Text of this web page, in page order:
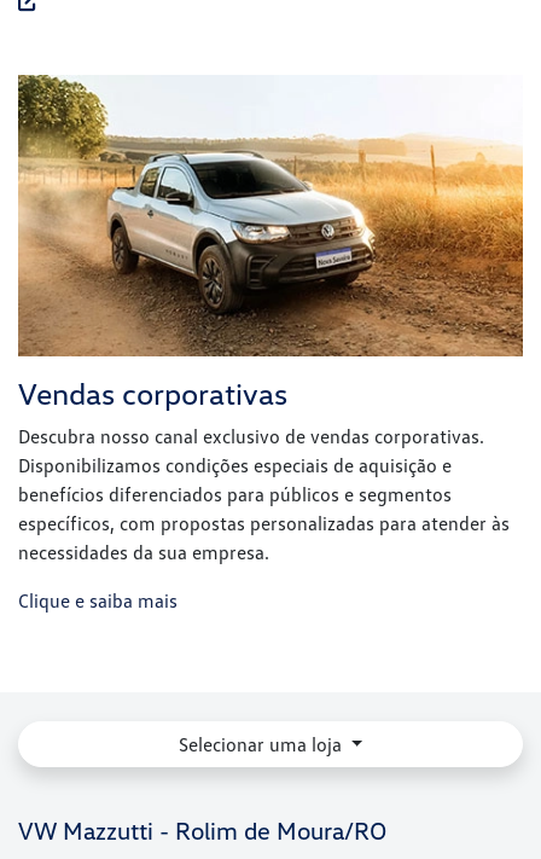
Vendas corporativas
Descubra nosso canal exclusivo de vendas corporativas.
Disponibilizamos condições especiais de aquisição e
benefícios diferenciados para públicos e segmentos
específicos, com propostas personalizadas para atender às
necessidades da sua empresa.
Clique e saiba mais
Selecionar uma loja
VW Mazzutti - Rolim de Moura/RO
Telefone
WhatsApp